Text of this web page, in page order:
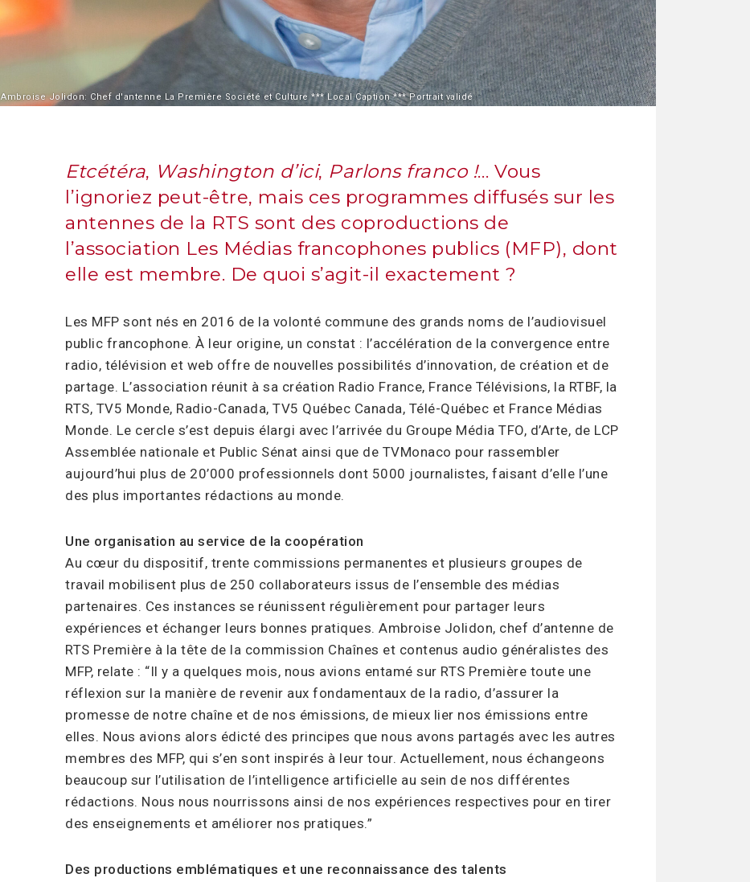
Ambroise Jolidon: Chef d'antenne La Première Société et Culture *** Local Caption *** Portrait validé
Etcétéra, Washington d’ici, Parlons franco !… Vous
l’ignoriez peut-être, mais ces programmes diffusés sur les
antennes de la RTS sont des coproductions de
l’association Les Médias francophones publics (MFP), dont
elle est membre. De quoi s’agit-il exactement ?
Les MFP sont nés en 2016 de la volonté commune des grands noms de l’audiovisuel
public francophone. À leur origine, un constat : l’accélération de la convergence entre
radio, télévision et web offre de nouvelles possibilités d’innovation, de création et de
partage. L’association réunit à sa création Radio France, France Télévisions, la RTBF, la
RTS, TV5 Monde, Radio-Canada, TV5 Québec Canada, Télé-Québec et France Médias
Monde. Le cercle s’est depuis élargi avec l’arrivée du Groupe Média TFO, d’Arte, de LCP
Assemblée nationale et Public Sénat ainsi que de TVMonaco pour rassembler
aujourd’hui plus de 20’000 professionnels dont 5000 journalistes, faisant d’elle l’une
des plus importantes rédactions au monde.
Une organisation au service de la coopération
Au cœur du dispositif, trente commissions permanentes et plusieurs groupes de
travail mobilisent plus de 250 collaborateurs issus de l’ensemble des médias
partenaires. Ces instances se réunissent régulièrement pour partager leurs
expériences et échanger leurs bonnes pratiques. Ambroise Jolidon, chef d’antenne de
RTS Première à la tête de la commission Chaînes et contenus audio généralistes des
MFP, relate : “Il y a quelques mois, nous avions entamé sur RTS Première toute une
réflexion sur la manière de revenir aux fondamentaux de la radio, d’assurer la
promesse de notre chaîne et de nos émissions, de mieux lier nos émissions entre
elles. Nous avions alors édicté des principes que nous avons partagés avec les autres
membres des MFP, qui s’en sont inspirés à leur tour. Actuellement, nous échangeons
beaucoup sur l’utilisation de l’intelligence artificielle au sein de nos différentes
rédactions. Nous nous nourrissons ainsi de nos expériences respectives pour en tirer
des enseignements et améliorer nos pratiques.”
Des productions emblématiques et une reconnaissance des talents